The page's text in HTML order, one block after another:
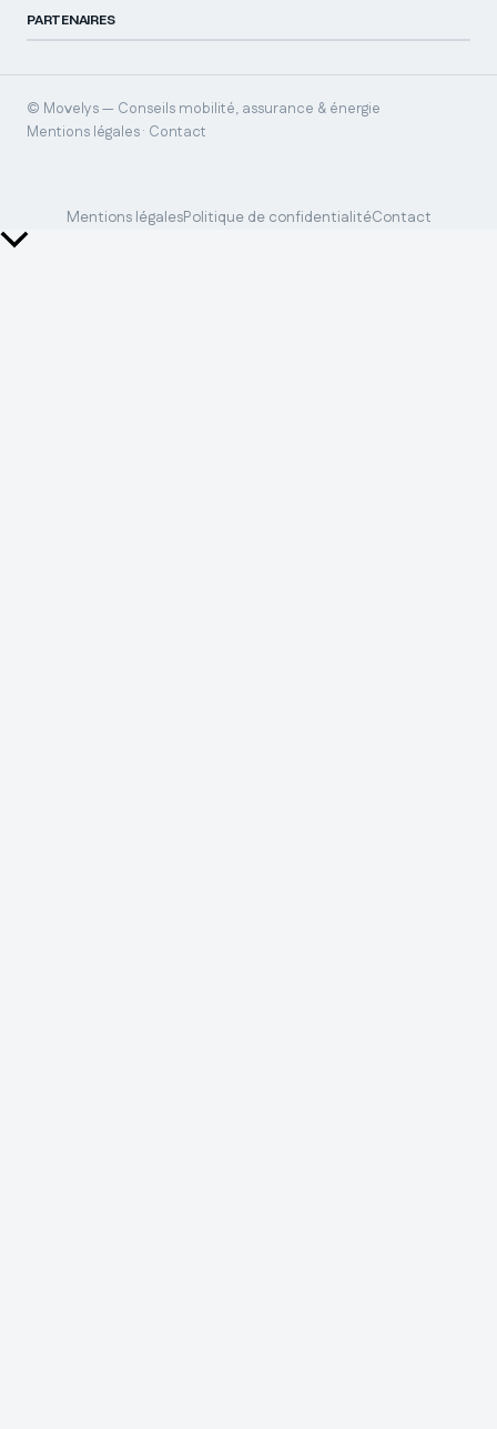
PARTENAIRES
© Movelys — Conseils mobilité, assurance & énergie
Mentions légales · Contact
Mentions légalesPolitique de confidentialitéContact